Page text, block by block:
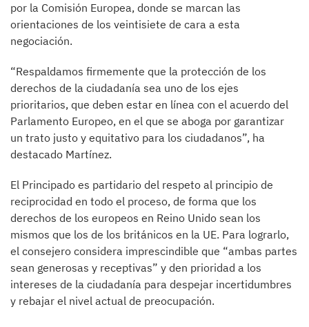
por la Comisión Europea, donde se marcan las
orientaciones de los veintisiete de cara a esta
negociación.
“Respaldamos firmemente que la protección de los
derechos de la ciudadanía sea uno de los ejes
prioritarios, que deben estar en línea con el acuerdo del
Parlamento Europeo, en el que se aboga por garantizar
un trato justo y equitativo para los ciudadanos”, ha
destacado Martínez.
El Principado es partidario del respeto al principio de
reciprocidad en todo el proceso, de forma que los
derechos de los europeos en Reino Unido sean los
mismos que los de los británicos en la UE. Para lograrlo,
el consejero considera imprescindible que “ambas partes
sean generosas y receptivas” y den prioridad a los
intereses de la ciudadanía para despejar incertidumbres
y rebajar el nivel actual de preocupación.